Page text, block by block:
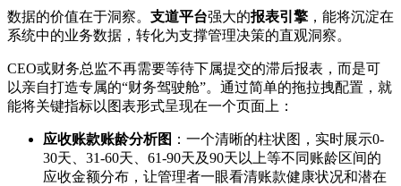
数据的价值在于洞察。 支道平台强大的报表引擎 ，能将沉淀在
系统中的业务数据，转化为支撑管理决策的直观洞察。
CEO或财务总监不再需要等待下属提交的滞后报表，而是可
以亲自打造专属的“财务驾驶舱”。通过简单的拖拉拽配置，就
能将关键指标以图表形式呈现在一个页面上：
应收账款账龄分析图 ：一个清晰的柱状图，实时展示0-
30天、31-60天、61-90天及90天以上等不同账龄区间的
应收金额分布，让管理者一眼看清账款健康状况和潜在